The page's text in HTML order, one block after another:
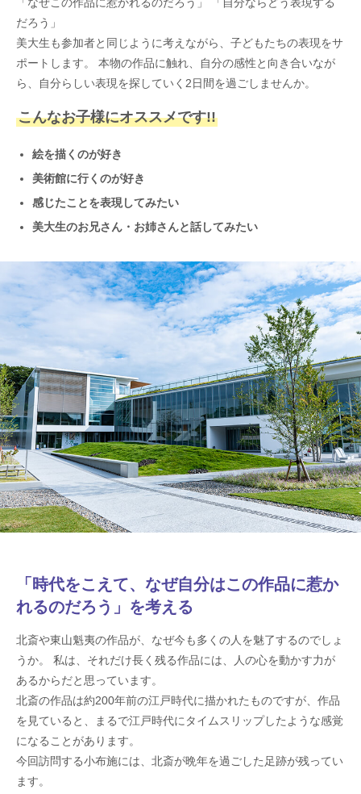
だろう」
美大生も参加者と同じように考えながら、子どもたちの表現をサ
ポートします。 本物の作品に触れ、自分の感性と向き合いなが
ら、自分らしい表現を探していく2日間を過ごしませんか。
こんなお子様にオススメです!!
絵を描くのが好き
美術館に行くのが好き
感じたことを表現してみたい
美大生のお兄さん・お姉さんと話してみたい
「時代をこえて、なぜ自分はこの作品に惹か
れるのだろう」を考える
北斎や東山魁夷の作品が、なぜ今も多くの人を魅了するのでしょ
うか。 私は、それだけ長く残る作品には、人の心を動かす力が
あるからだと思っています。
北斎の作品は約200年前の江戸時代に描かれたものですが、作品
を見ていると、まるで江戸時代にタイムスリップしたような感覚
になることがあります。
今回訪問する小布施には、北斎が晩年を過ごした足跡が残ってい
ます。